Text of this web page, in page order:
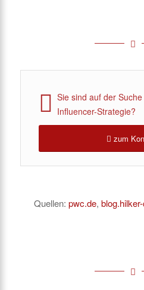
Sie sind auf der
Influencer-Strategie?
zum
Quellen:pwc.de,